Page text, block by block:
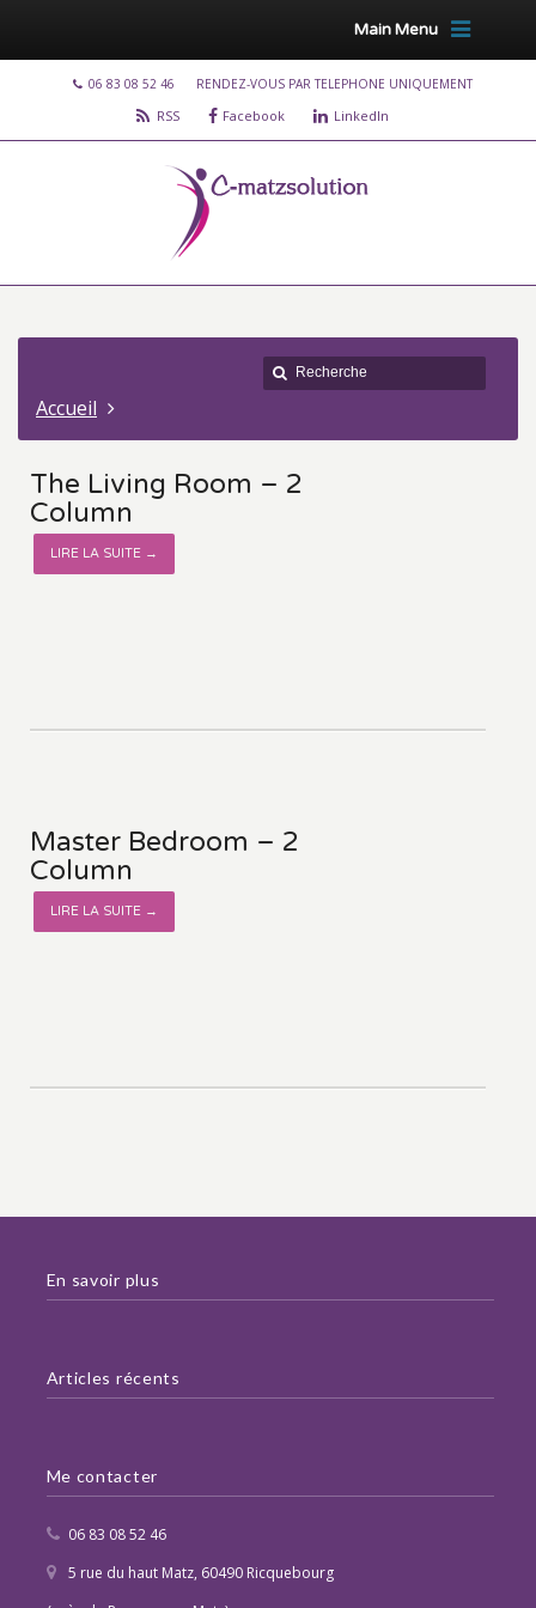
Main Menu
06 83 08 52 46 RENDEZ-VOUS PAR TELEPHONE UNIQUEMENT
RSS Facebook LinkedIn
Accueil
The Living Room – 2
Column
LIRE LA SUITE →
Master Bedroom – 2
Column
LIRE LA SUITE →
En savoir plus
Articles récents
Me contacter
06 83 08 52 46
5 rue du haut Matz, 60490 Ricquebourg